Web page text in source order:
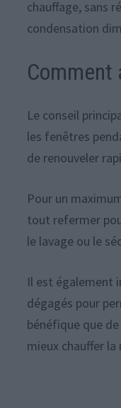
chauffage, sans
condensation
Comment
Le conseil
les fenêtres
de renouveler
Pour un
tout refermer
le lavage ou le
Il est également
dégagés pour
bénéfique que
mieux chauffer la